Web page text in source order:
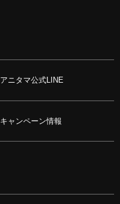
アニタマ公式LINE
キャンペーン情報